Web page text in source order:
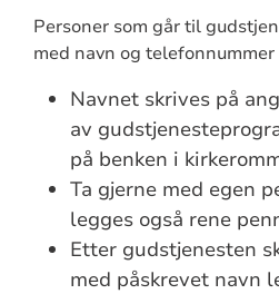
Personer som går til
med navn og telefonnummer
Navnet skrives på
av
på benken i
Ta gjerne med egen
legges også rene
Etter gudstjenesten
med påskrevet navn